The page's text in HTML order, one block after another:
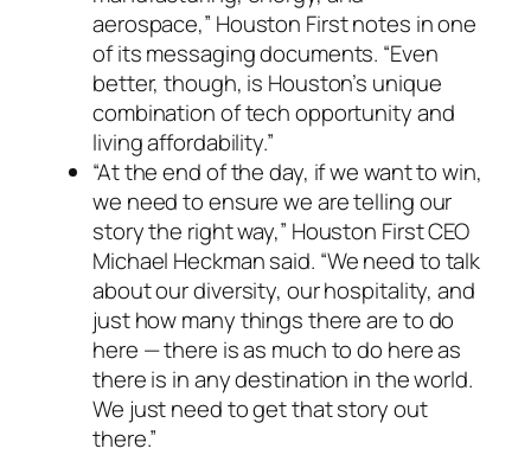
aerospace,” Houston First notes in one
of its messaging documents. “Even
better, though, is Houston’s unique
combination of tech opportunity and
living affordability.”
“At the end of the day, if we want to win,
we need to ensure we are telling our
story the right way,” Houston First CEO
Michael Heckman said. “We need to talk
about our diversity, our hospitality, and
just how many things there are to do
here — there is as much to do here as
there is in any destination in the world.
We just need to get that story out
there.”